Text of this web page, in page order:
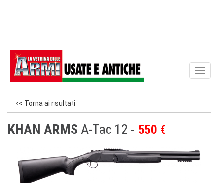
<< Torna ai risultati
KHAN ARMS A-Tac 12 550 €